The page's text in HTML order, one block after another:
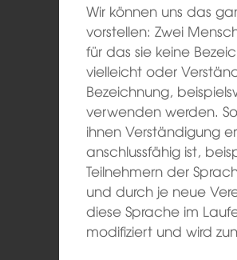
Wir können uns das
vorstellen: Zwei
für das sie keine
vielleicht oder
Bezeichnung,
verwenden werden.
ihnen Verständigung
anschlussfähig ist,
Teilnehmern der
und durch je neue
diese Sprache im
modifiziert und wird